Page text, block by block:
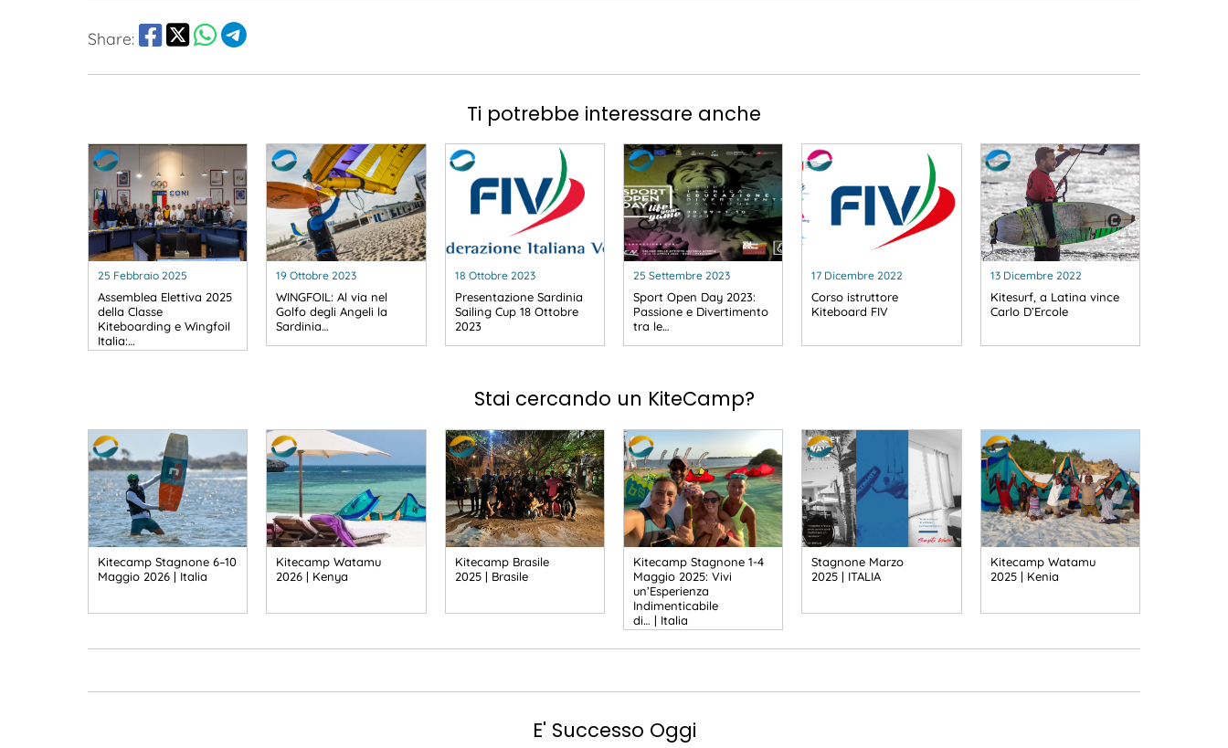
Share:
Ti potrebbe interessare anche
25 Febbraio 2025
Assemblea Elettiva 2025
della Classe
Kiteboarding e Wingfoil
Italia:…
19 Ottobre 2023
WINGFOIL: Al via nel
Golfo degli Angeli la
Sardinia…
18 Ottobre 2023
Presentazione Sardinia
Sailing Cup 18 Ottobre
2023
25 Settembre 2023
Sport Open Day 2023:
Passione e Divertimento
tra le…
17 Dicembre 2022
Corso istruttore
Kiteboard FIV
13 Dicembre 2022
Kitesurf, a Latina vince
Carlo D’Ercole
Stai cercando un KiteCamp?
Kitecamp Stagnone 6–10
Maggio 2026 | Italia
Kitecamp Watamu
2026 | Kenya
Kitecamp Brasile
2025 | Brasile
Kitecamp Stagnone 1-4
Maggio 2025: Vivi
un’Esperienza
Indimenticabile
di… | Italia
Stagnone Marzo
2025 | ITALIA
Kitecamp Watamu
2025 | Kenia
E' Successo Oggi